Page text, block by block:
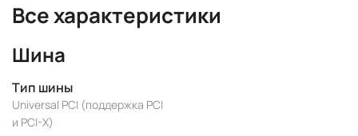
Все характеристики
Шина
Тип шины
Universal PCI (поддержка PCI
и PCI-X)